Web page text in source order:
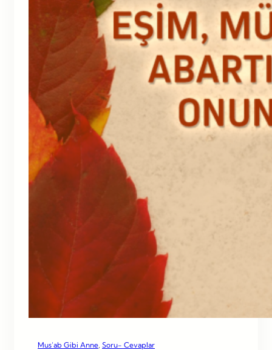
Mus’ab Gibi Anne Soru- Cevaplar